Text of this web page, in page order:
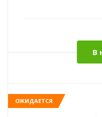
В
ОЖИДАЕТСЯ